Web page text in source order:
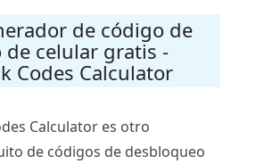
de código de
de celular gratis -
Codes Calculator
Calculator es otro
de códigos de desbloqueo